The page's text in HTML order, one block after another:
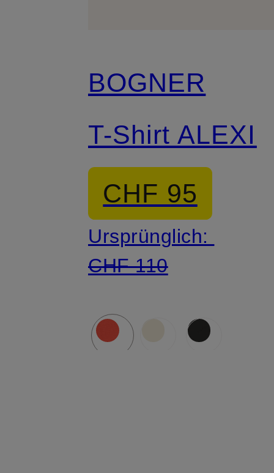
BOGNER
T-Shirt ALEXI
CHF 95
Ursprünglich:
CHF 110